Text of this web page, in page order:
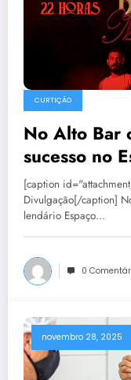
CURTIÇÃO
No Alto Bar
sucesso no
[caption
Divulgação[/caption]
lendário Espaço…
0
novembro 28, 2025